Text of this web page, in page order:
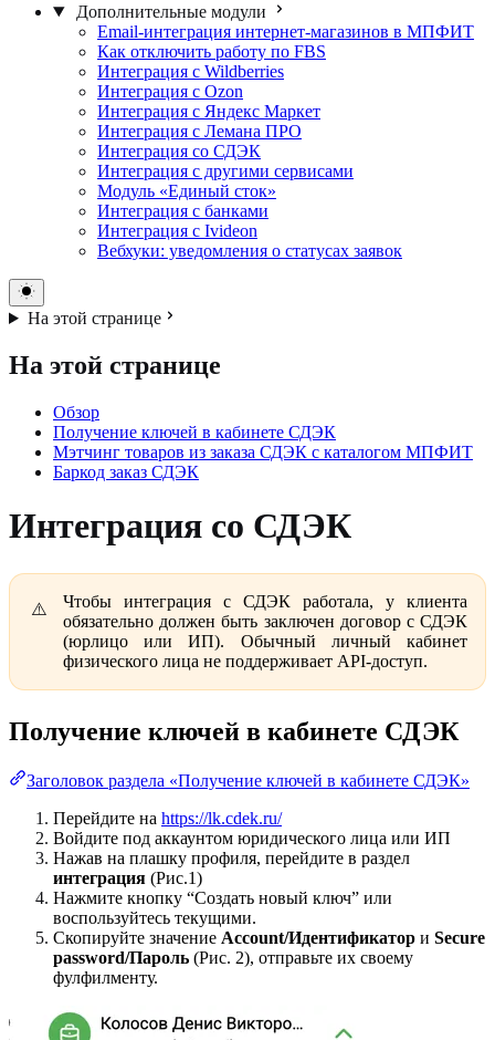
Дополнительные модули
Email-интеграция интернет-магазинов в МПФИТ
Как отключить работу по FBS
Интеграция с Wildberries
Интеграция с Ozon
Интеграция с Яндекс Маркет
Интеграция с Лемана ПРО
Интеграция со СДЭК
Интеграция с другими сервисами
Модуль «Единый сток»
Интеграция с банками
Интеграция с Ivideon
Вебхуки: уведомления о статусах заявок
На этой странице
На этой странице
Обзор
Получение ключей в кабинете СДЭК
Мэтчинг товаров из заказа СДЭК с каталогом МПФИТ
Баркод заказ СДЭК
Интеграция со СДЭК
Чтобы интеграция с СДЭК работала, у клиента
обязательно должен быть заключен договор с СДЭК
(юрлицо или ИП).
Обычный личный кабинет
физического лица не поддерживает API-доступ.
Получение ключей в кабинете СДЭК
Заголовок раздела «Получение ключей в кабинете СДЭК»
Перейдите на https://lk.cdek.ru/
Войдите под аккаунтом юридического лица или ИП
Нажав на плашку профиля, перейдите в раздел
интеграция (Рис.1)
Нажмите кнопку “Создать новый ключ” или
воспользуйтесь текущими.
Скопируйте значение Account/Идентификатор и Secure
password/Пароль (Рис. 2), отправьте их своему
фулфилменту.